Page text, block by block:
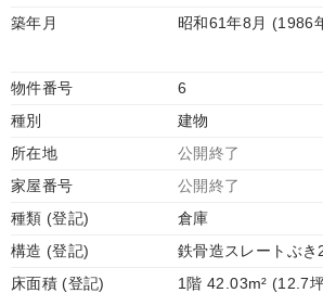
築年月
昭和61年8月 (1986
物件番号
6
種別
建物
所在地
公開終了
家屋番号
公開終了
種類 (登記)
倉庫
構造 (登記)
鉄骨造スレートぶき
床面積 (登記)
1階 42.03m² (12.7